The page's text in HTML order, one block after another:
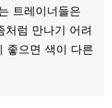
트레이너들은
처럼 만나기 어려
좋으면 색이 다른